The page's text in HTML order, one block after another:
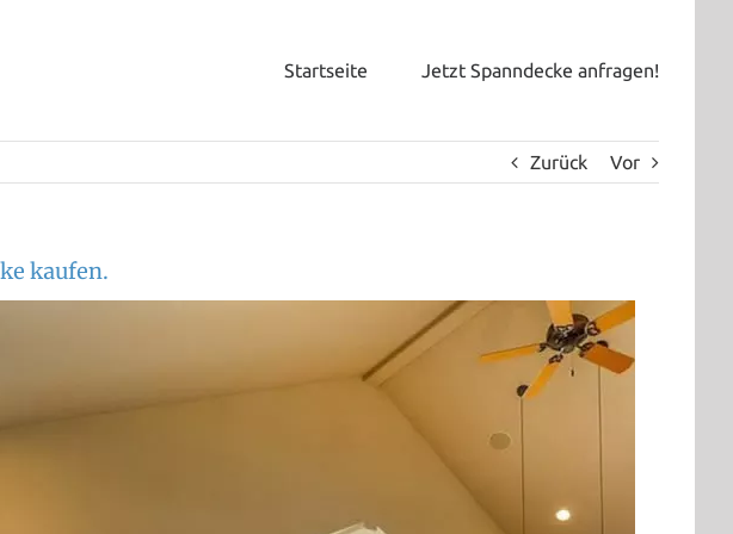
Startseite Jetzt Spanndecke anfragen!
Zurück Vor
kaufen.